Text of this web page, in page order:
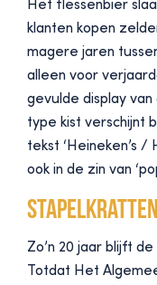
Het flessenbier
klanten kopen
magere jaren
alleen voor
gevulde display
type kist verschijnt
tekst ‘Heineken’s
ook in de zin van
Stapelkratten
Zo’n 20 jaar blijft
Totdat Het